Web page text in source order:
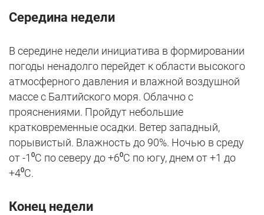
Середина недели
В середине недели инициатива в формировании
погоды ненадолго перейдет к области высокого
атмосферного давления и влажной воздушной
массе с Балтийского моря. Облачно с
прояснениями. Пройдут небольшие
кратковременные осадки. Ветер западный,
порывистый. Влажность до 90%. Ночью в среду
от -1⁰С по северу до +6⁰С по югу, днем от +1 до
+4⁰С.
Конец недели